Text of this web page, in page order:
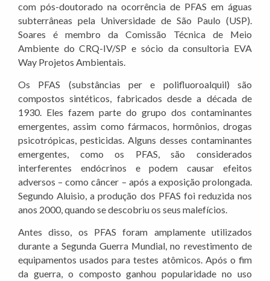
com pós-doutorado na ocorrência de PFAS em águas
subterrâneas pela Universidade de São Paulo (USP).
Soares é membro da Comissão Técnica de Meio
Ambiente do CRQ-IV/SP e sócio da consultoria EVA
Way Projetos Ambientais.
Os PFAS (substâncias per e polifluoroalquil) são
compostos sintéticos, fabricados desde a década de
1930. Eles fazem parte do grupo dos contaminantes
emergentes, assim como fármacos, hormônios, drogas
psicotrópicas, pesticidas. Alguns desses contaminantes
emergentes, como os PFAS, são considerados
interferentes endócrinos e podem causar efeitos
adversos – como câncer – após a exposição prolongada.
Segundo Aluisio, a produção dos PFAS foi reduzida nos
anos 2000, quando se descobriu os seus malefícios.
Antes disso, os PFAS foram amplamente utilizados
durante a Segunda Guerra Mundial, no revestimento de
equipamentos usados para testes atômicos. Após o fim
da guerra, o composto ganhou popularidade no uso